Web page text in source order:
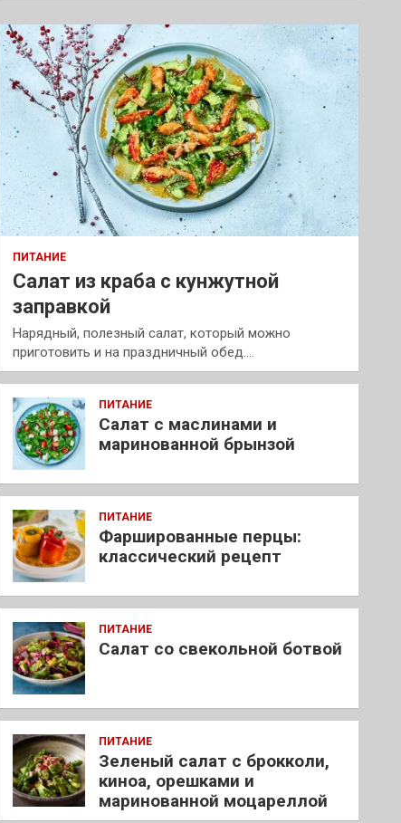
ПИТАНИЕ
Салат из краба с кунжутной
заправкой
Нарядный, полезный салат, который можно
приготовить и на праздничный обед.…
ПИТАНИЕ
Салат с маслинами и
маринованной брынзой
ПИТАНИЕ
Фаршированные перцы:
классический рецепт
ПИТАНИЕ
Салат со свекольной ботвой
ПИТАНИЕ
Зеленый салат с брокколи,
киноа, орешками и
маринованной моцареллой